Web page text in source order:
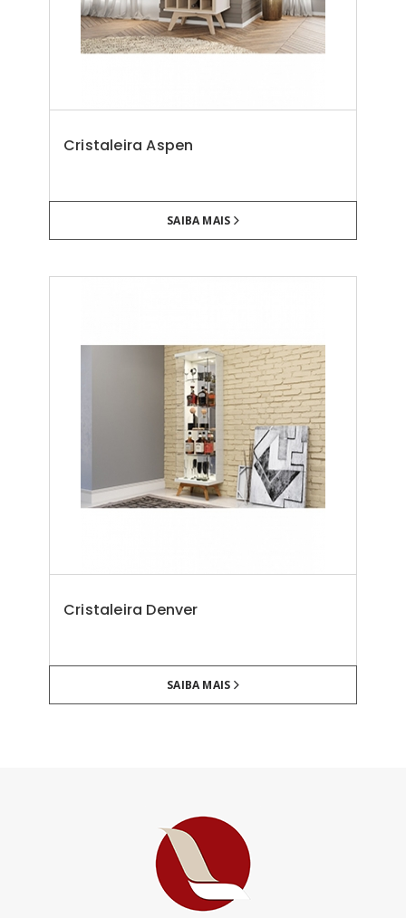
Cristaleira Aspen
SAIBA MAIS
Cristaleira Denver
SAIBA MAIS